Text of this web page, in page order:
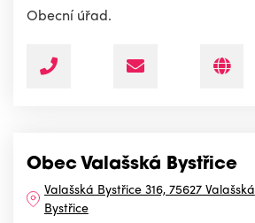
Obecní úřad.
Obec Valašská Bystřice
Valašská Bystřice 316, 75627 Valašská
Bystřice